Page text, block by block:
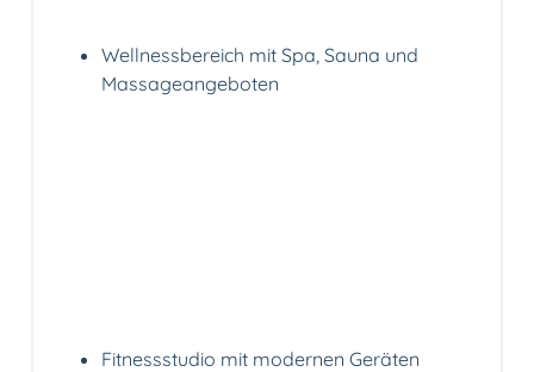
Wellnessbereich mit Spa, Sauna und
Massageangeboten
Fitnessstudio mit modernen Geräten